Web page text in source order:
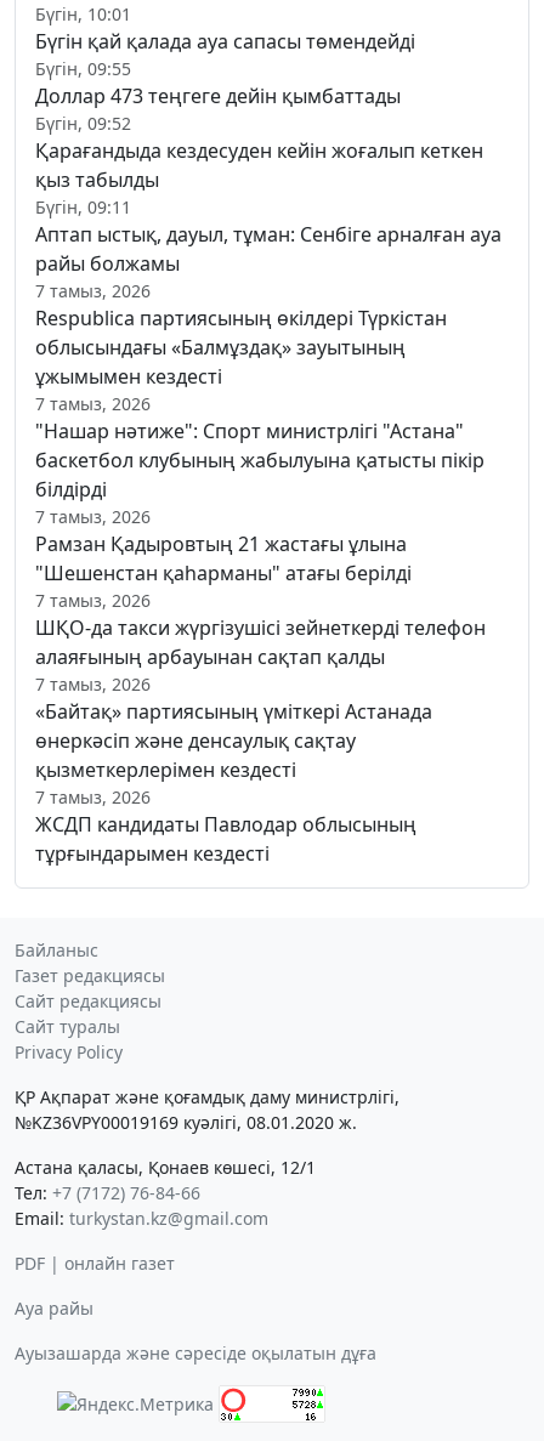
Бүгін, 10:01
Бүгін қай қалада ауа сапасы төмендейді
Бүгін, 09:55
Доллар 473 теңгеге дейін қымбаттады
Бүгін, 09:52
Қарағандыда кездесуден кейін жоғалып кеткен
қыз табылды
Бүгін, 09:11
Аптап ыстық, дауыл, тұман: Сенбіге арналған ауа
райы болжамы
7 тамыз, 2026
Respublica партиясының өкілдері Түркістан
облысындағы «Балмұздақ» зауытының
ұжымымен кездесті
7 тамыз, 2026
"Нашар нәтиже": Спорт министрлігі "Астана"
баскетбол клубының жабылуына қатысты пікір
білдірді
7 тамыз, 2026
Рамзан Қадыровтың 21 жастағы ұлына
"Шешенстан қаһарманы" атағы берілді
7 тамыз, 2026
ШҚО-да такси жүргізушісі зейнеткерді телефон
алаяғының арбауынан сақтап қалды
7 тамыз, 2026
«Байтақ» партиясының үміткері Астанада
өнеркәсіп және денсаулық сақтау
қызметкерлерімен кездесті
7 тамыз, 2026
ЖСДП кандидаты Павлодар облысының
тұрғындарымен кездесті
Байланыс
Газет редакциясы
Сайт редакциясы
Сайт туралы
Privacy Policy
ҚР Ақпарат және қоғамдық даму министрлігі,
№KZ36VPY00019169 куәлігі, 08.01.2020 ж.
Астана қаласы, Қонаев көшесі, 12/1
Тел: +7 (7172) 76-84-66
Email: turkystan.kz@gmail.com
PDF | онлайн газет
Ауа райы
Ауызашарда және сәресіде оқылатын дұға